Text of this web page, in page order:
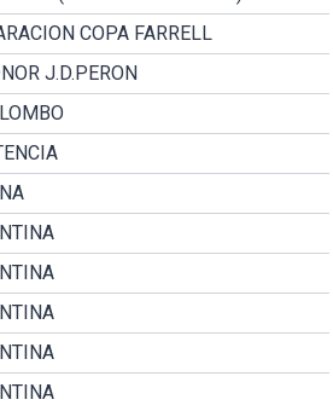
COPA FARRELL
J.D.PERON